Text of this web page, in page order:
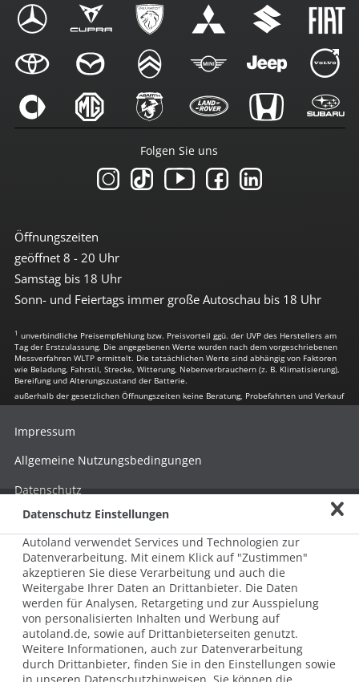
Öffnungszeiten
geöffnet 8 - 20 Uhr
Samstag bis 18 Uhr
Sonn- und Feiertags immer große Autoschau bis 18 Uhr
Folgen Sie uns
1 unverbindliche Preisempfehlung bzw. Preisvorteil ggü. der UVP des Herstellers am
Tag der Erstzulassung. Die angegebenen Werte wurden nach dem vorgeschriebenen
Messverfahren WLTP ermittelt. Die tatsächlichen Werte sind abhängig von Faktoren
wie Beladung, Fahrstil, Strecke, Witterung, Nebenverbrauchern (z. B. Klimatisierung),
Bereifung und Alterungszustand der Batterie.
außerhalb der gesetzlichen Öffnungszeiten keine Beratung, Probefahrten und Verkauf
© 2026 AUTOLAND 24 SE & Co. Betriebs KG
Werner-von-Siemens-Str. 2, 06796 Brehna, Deutschland
Impressum
Allgemeine Nutzungsbedingungen
Datenschutz
Hinweisgebersystem nach HinSchG
Beschwerde nach LkSG
Grundsatzerklärung zum LkSG
Datenschutz Einstellungen
Autoland verwendet Services und Technologien zur
Datenverarbeitung. Mit einem Klick auf "Zustimmen"
akzeptieren Sie diese Verarbeitung und auch die
Weitergabe Ihrer Daten an Drittanbieter. Die Daten
werden für Analysen, Retargeting und zur Ausspielung
von personalisierten Inhalten und Werbung auf
autoland.de, sowie auf Drittanbieterseiten genutzt.
Weitere Informationen, auch zur Datenverarbeitung
durch Drittanbieter, finden Sie in den Einstellungen sowie